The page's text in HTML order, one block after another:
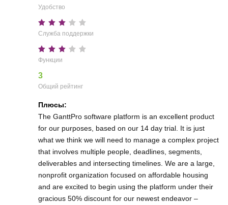
Удобство
Служба поддержки
Функции
3
Общий рейтинг
Плюсы:
The GanttPro software platform is an excellent product
for our purposes, based on our 14 day trial. It is just
what we think we will need to manage a complex project
that involves multiple people, deadlines, segments,
deliverables and intersecting timelines. We are a large,
nonprofit organization focused on affordable housing
and are excited to begin using the platform under their
gracious 50% discount for our newest endeavor –